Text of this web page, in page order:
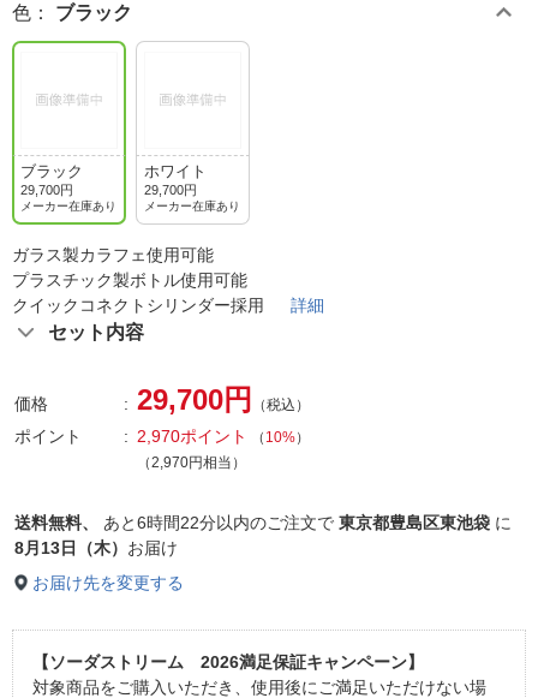
色 ： ブラック
ブラック
29,700円
メーカー在庫あり
ホワイト
29,700円
メーカー在庫あり
ガラス製カラフェ使用可能
プラスチック製ボトル使用可能
クイックコネクトシリンダー採用 詳細
セット内容
価格 29,700円 （税込）
ポイント 2,970ポイント （ 10%）
（2,970円相当）
送料無料、 あと6時間22分以内のご注文で 東京都豊島区東池袋 に
8月13日（木） お届け
お届け先を変更する
【ソーダストリーム 2026満足保証キャンペーン】
対象商品をご購入いただき、使用後にご満足いただけない場